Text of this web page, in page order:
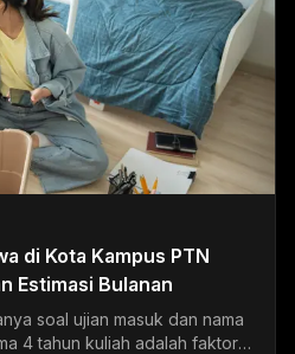
di Kota Kampus PTN
Estimasi Bulanan
soal ujian masuk dan nama
4 tahun kuliah adalah faktor